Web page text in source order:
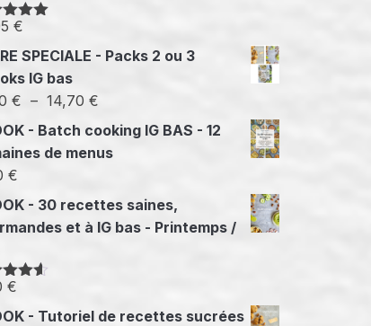
5.00
€
SPECIALE - Packs 2 ou 3
IG bas
€ – 14,70 €
de
14,70 €
- Batch cooking IG BAS - 12
de menus
€
- 30 recettes saines,
et à IG bas - Printemps /
4.50
€
- Tutoriel de recettes sucrées